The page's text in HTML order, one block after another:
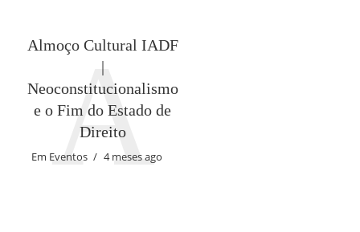
Almoço Cultural IADF
|
Neoconstitucionalismo
e o Fim do Estado de
Direito
Em Eventos 4 meses ago
A